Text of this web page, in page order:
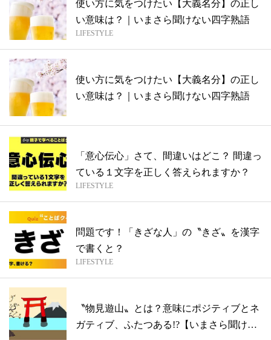
使い方に気をつけたい【大義名分】の正し
い意味は？｜いまさら聞けない四字熟語
LIFESTYLE
使い方に気をつけたい【大義名分】の正し
い意味は？｜いまさら聞けない四字熟語
「意心伝心」さて、間違いはどこ？ 間違っ
ている１文字を正しく答えられますか？
LIFESTYLE
問題です！「きざな人」の〝きざ〟を漢字
で書くと？
LIFESTYLE
〝物見遊山〟とは？意味にポジティブとネ
ガティブ、ふたつある!?【いまさら聞けな